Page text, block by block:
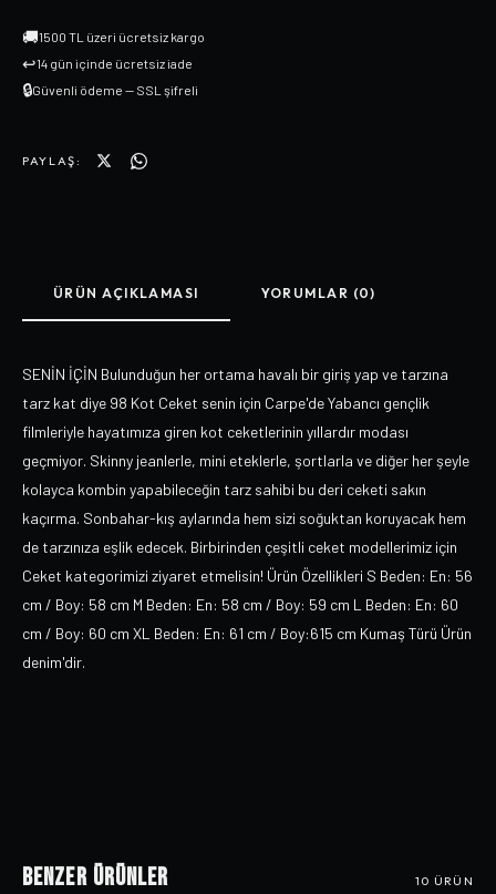
🚚1500 TL üzeri ücretsiz kargo
↩14 gün içinde ücretsiz iade
🔒Güvenli ödeme — SSL şifreli
PAYLAŞ:
ÜRÜN AÇIKLAMASI YORUMLAR (0)
SENİN İÇİN Bulunduğun her ortama havalı bir giriş yap ve tarzına
tarz kat diye 98 Kot Ceket senin için Carpe'de Yabancı gençlik
filmleriyle hayatımıza giren kot ceketlerinin yıllardır modası
geçmiyor. Skinny jeanlerle, mini eteklerle, şortlarla ve diğer her şeyle
kolayca kombin yapabileceğin tarz sahibi bu deri ceketi sakın
kaçırma. Sonbahar-kış aylarında hem sizi soğuktan koruyacak hem
de tarzınıza eşlik edecek. Birbirinden çeşitli ceket modellerimiz için
Ceket kategorimizi ziyaret etmelisin! Ürün Özellikleri S Beden: En: 56
cm / Boy: 58 cm M Beden: En: 58 cm / Boy: 59 cm L Beden: En: 60
cm / Boy: 60 cm XL Beden: En: 61 cm / Boy:615 cm Kumaş Türü Ürün
denim'dir.
Benzer Ürünler 10 ÜRÜN